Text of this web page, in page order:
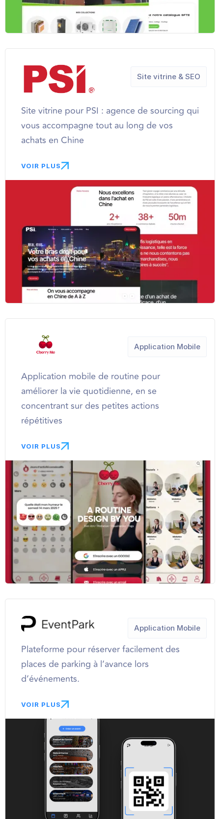
Site vitrine pour PSI : agence de sourcing qui
vous accompagne tout au long de vos
achats en Chine
VOIR PLUS
Site vitrine & SEO
Application mobile de routine pour
améliorer la vie quotidienne, en se
concentrant sur des petites actions
répétitives
VOIR PLUS
Application Mobile
Plateforme pour réserver facilement des
places de parking à l’avance lors
d’événements.
VOIR PLUS
Application Mobile